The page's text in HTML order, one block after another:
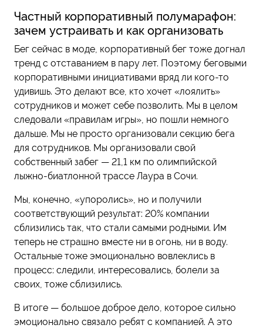
Частный корпоративный полумарафон:
зачем устраивать и как организовать
Бег сейчас в моде, корпоративный бег тоже догнал
тренд с отставанием в пару лет. Поэтому беговыми
корпоративными инициативами вряд ли кого-то
удивишь. Это делают все, кто хочет «лоялить»
сотрудников и может себе позволить. Мы в целом
следовали «правилам игры», но пошли немного
дальше. Мы не просто организовали секцию бега
для сотрудников. Мы организовали свой
собственный забег — 21,1 км по олимпийской
лыжно-биатлонной трассе Лаура в Сочи.
Мы, конечно, «упоролись», но и получили
соответствующий результат: 20% компании
сблизились так, что стали самыми родными. Им
теперь не страшно вместе ни в огонь, ни в воду.
Остальные тоже эмоционально вовлеклись в
процесс: следили, интересовались, болели за
своих, тоже сблизились.
В итоге — большое доброе дело, которое сильно
эмоционально связало ребят с компанией. А это